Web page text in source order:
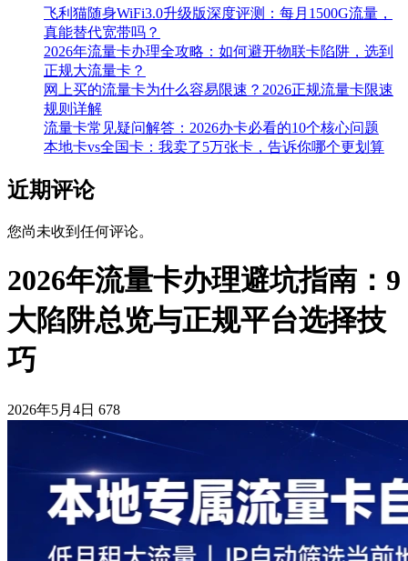
飞利猫随身WiFi3.0升级版深度评测：每月1500G流量，
真能替代宽带吗？
2026年流量卡办理全攻略：如何避开物联卡陷阱，选到
正规大流量卡？
网上买的流量卡为什么容易限速？2026正规流量卡限速
规则详解
流量卡常见疑问解答：2026办卡必看的10个核心问题
本地卡vs全国卡：我卖了5万张卡，告诉你哪个更划算
近期评论
您尚未收到任何评论。
2026年流量卡办理避坑指南：9
大陷阱总览与正规平台选择技
巧
2026年5月4日 678